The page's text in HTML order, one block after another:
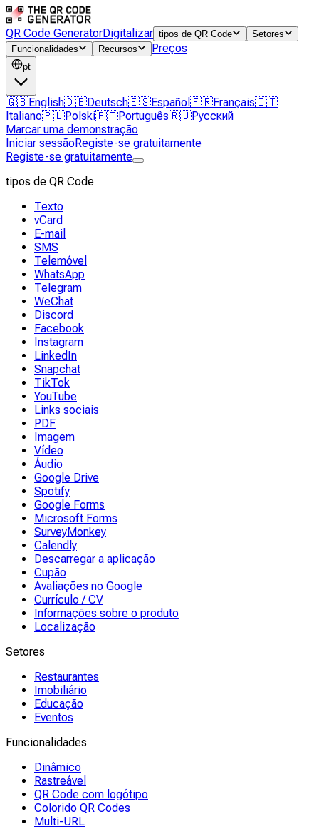
QR Code GeneratorDigitalizar tipos de QR Code
Setores
Funcionalidades
Recursos Preços
pt
🇬🇧English🇩🇪Deutsch🇪🇸Español 🇫🇷Français🇮🇹
Italiano🇵🇱Polski🇵🇹Português🇷🇺Русский
Marcar uma demonstração
Iniciar sessãoRegiste-se gratuitamente
Registe-se gratuitamente
tipos de QR Code
Texto
vCard
E-mail
SMS
Telemóvel
WhatsApp
Telegram
WeChat
Discord
Facebook
Instagram
LinkedIn
Snapchat
TikTok
YouTube
Links sociais
PDF
Imagem
Vídeo
Áudio
Google Drive
Spotify
Google Forms
Microsoft Forms
SurveyMonkey
Calendly
Descarregar a aplicação
Cupão
Avaliações no Google
Currículo / CV
Informações sobre o produto
Localização
Setores
Restaurantes
Imobiliário
Educação
Eventos
Funcionalidades
Dinâmico
Rastreável
QR Code com logótipo
Colorido QR Codes
Multi-URL